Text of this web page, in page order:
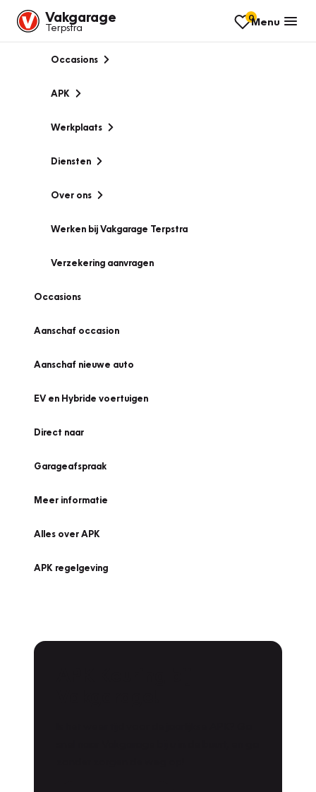
Vakgarage
Terpstra
0Menu
Occasions
APK
Werkplaats
Diensten
Over ons
Werken bij Vakgarage Terpstra
Verzekering aanvragen
Occasions
Aanschaf occasion
Aanschaf nieuwe auto
EV en Hybride voertuigen
Direct naar
Garageafspraak
Meer informatie
Alles over APK
APK regelgeving